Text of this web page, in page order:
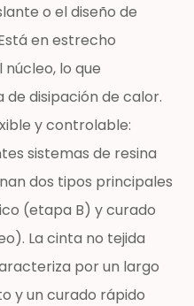
o el diseño de
en estrecho
lo que
disipación de calor.
y controlable:
sistemas de resina
dos tipos principales
(etapa B) y curado
La cinta no tejida
por un largo
y un curado rápido